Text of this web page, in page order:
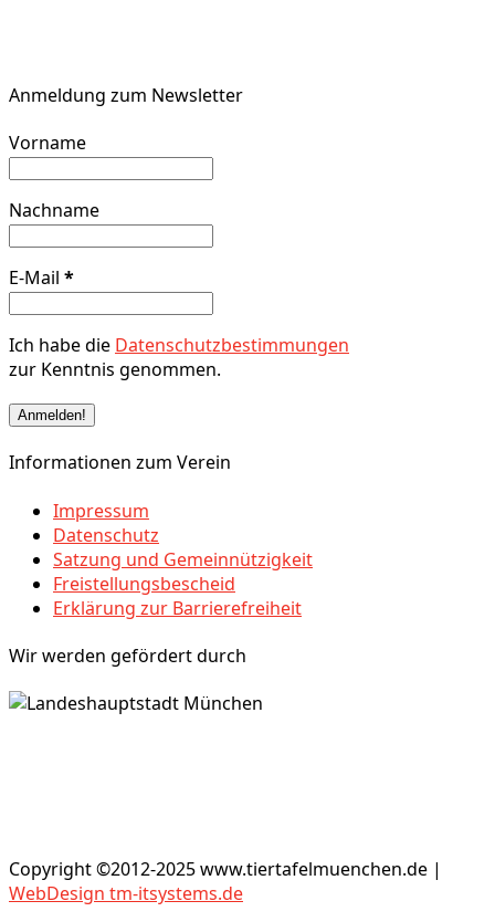
Anmeldung zum Newsletter
Vorname
Nachname
E-Mail *
Ich habe die Datenschutzbestimmungen
zur Kenntnis genommen.
Informationen zum Verein
Impressum
Datenschutz
Satzung und Gemeinnützigkeit
Freistellungsbescheid
Erklärung zur Barrierefreiheit
Wir werden gefördert durch
Copyright ©2012-2025 www.tiertafelmuenchen.de |
WebDesign tm-itsystems.de